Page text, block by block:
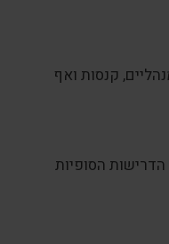
קנסות ואף
הסופיות